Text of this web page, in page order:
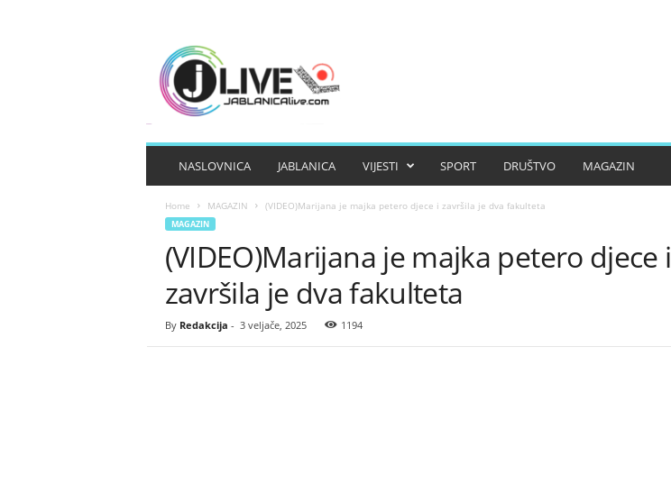
NASLOVNICA JABLANICA VIJESTI SPORT DRUŠTVO MAGAZIN
Home MAGAZIN (VIDEO)Marijana je majka petero djece i završila je dva fakulteta
MAGAZIN
(VIDEO)Marijana je majka petero djece i
završila je dva fakulteta
By Redakcija - 3 veljače, 2025 1194